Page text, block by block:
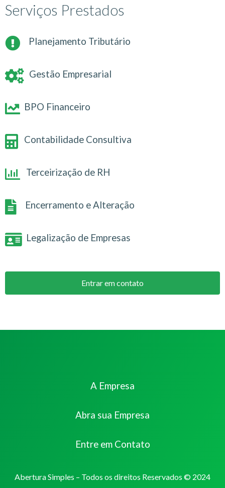
Serviços Prestados
Planejamento Tributário
Gestão Empresarial
BPO Financeiro
Contabilidade Consultiva
Terceirização de RH
Encerramento e Alteração
Legalização de Empresas
Entrar em contato
A Empresa
Abra sua Empresa
Entre em Contato
Abertura Simples – Todos os direitos Reservados © 2024